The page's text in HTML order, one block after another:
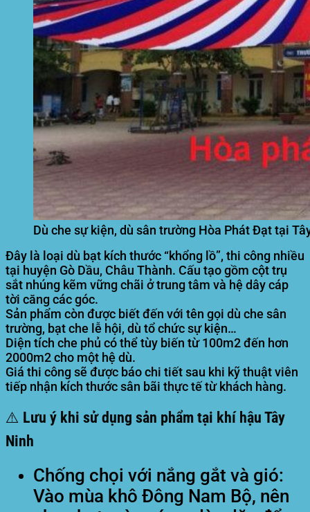
Dù che sự kiện, dù sân trường Hòa Phát Đạt tại
Đây là loại dù bạt kích thước “khổng lồ”, thi công nhiều
tại huyện Gò Dầu, Châu Thành. Cấu tạo gồm cột trụ
sắt nhúng kẽm vững chãi ở trung tâm và hệ dây cáp
tời căng các góc.
Sản phẩm còn được biết đến với tên gọi dù che sân
trường, bạt che lễ hội, dù tổ chức sự kiện…
Diện tích che phủ có thể tùy biến từ 100m2 đến hơn
2000m2 cho một hệ dù.
Giá thi công sẽ được báo chi tiết sau khi kỹ thuật viên
tiếp nhận kích thước sân bãi thực tế từ khách hàng.
⚠️ Lưu ý khi sử dụng sản phẩm tại khí hậu Tây
Ninh
Chống chọi với nắng gắt và gió:
Vào mùa khô Đông Nam Bộ, nên